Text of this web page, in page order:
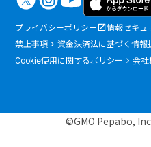
プライバシーポリシー 情報セキュ
禁止事項
資金決済法に基づく情報
Cookie使用に関するポリシー
会社
©GMO Pepabo,